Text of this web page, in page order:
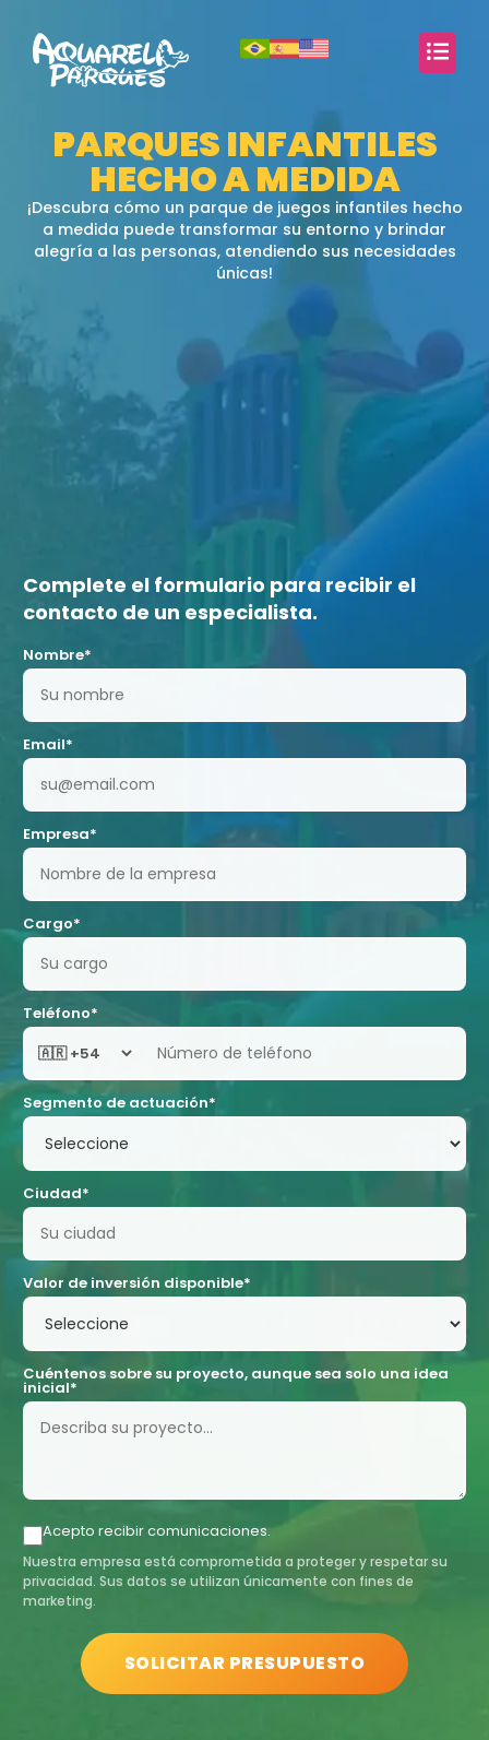
PARQUES INFANTILES
HECHO A MEDIDA
¡Descubra cómo un parque de juegos infantiles hecho
a medida puede transformar su entorno y brindar
alegría a las personas, atendiendo sus necesidades
únicas!
Complete el formulario para recibir el
contacto de un especialista.
Nombre*
Email*
Empresa*
Cargo*
Teléfono*
Segmento de actuación*
Ciudad*
Valor de inversión disponible*
Cuéntenos sobre su proyecto, aunque sea solo una idea
inicial*
Acepto recibir comunicaciones.
Nuestra empresa está comprometida a proteger y respetar su
privacidad. Sus datos se utilizan únicamente con fines de
marketing.
SOLICITAR PRESUPUESTO